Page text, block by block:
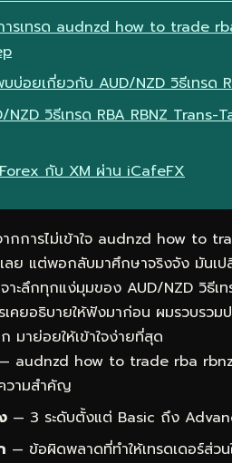
ารเทรด audnzd how to trade
บ่อยเกี่ยวกับ AUD/NZD วิธีเทรด
NZD วิธีเทรด RBA RBNZ
Forex กับ XM ผ่าน iCafeFX
กการไม่เข้าใจ audnzd how to
เลย แต่พอกลับมาศึกษาจริงจัง มันเ
าะลึกทุกแง่มุมของ AUD/NZD วิธีเ
เคยอธิบายให้ฟังมาก่อน ผมรวบรว
มาย่อยให้เข้าใจง่ายที่สุด
— audnzd how to trade rba
วามสำคัญ
— 3 ระดับตั้งแต่ Basic ถึง
— ข้อผิดพลาดที่ทำให้เทรดเดอร์ส่ว